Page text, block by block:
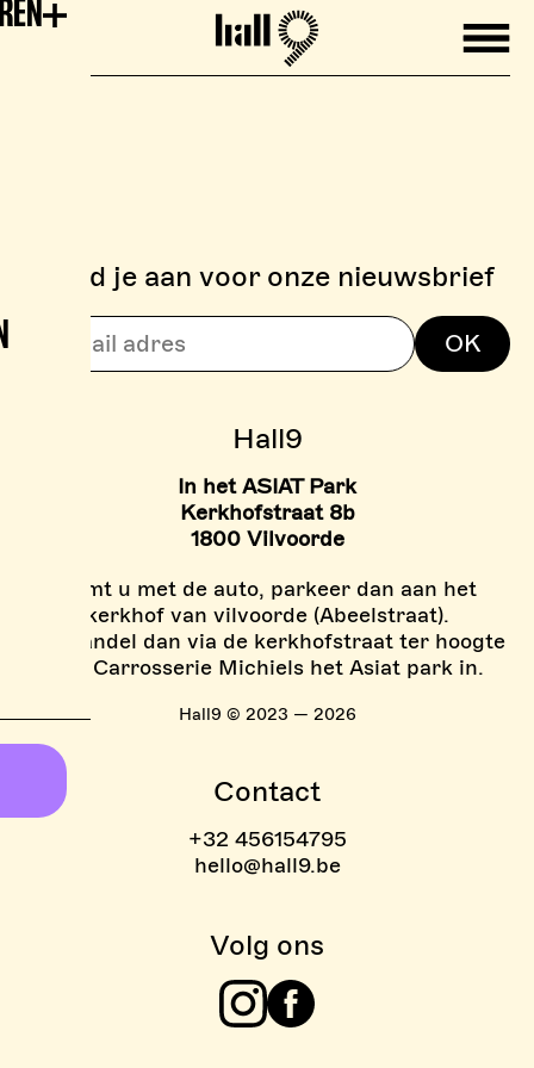
Mobile
Hall9
> BOULDERZONE
> TARIEVEN BOULDER
Hall9
In het ASIAT Park
Kerkhofstraat 8b
1800 Vilvoorde
Komt u met de auto, parkeer dan aan het
kerkhof van vilvoorde (Abeelstraat).
En wandel dan via de kerkhofstraat ter hoogte
van Carrosserie Michiels het Asiat park in.
Hall9 © 2023 — 2026
Contact
+32 456154795
hello@hall9.be
Volg ons
Meld je aan voor onze nieuwsbrief
OK